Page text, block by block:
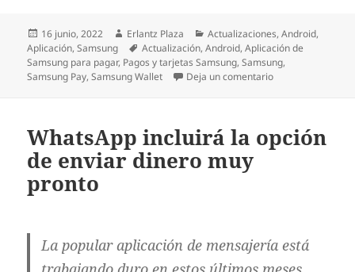
Publicado
el
16 junio, 2022 Autor
Erlantz Plaza Categorías
Actualizaciones,Android,
Aplicación,Samsung Etiquetas
Actualización,Android,Aplicación de
Samsung para pagar, Pagos y tarjetas Samsung,Samsung,
Samsung Pay,Samsung Wallet Deja un comentarioen Samsung
WhatsApp incluirá la opción
de enviar dinero muy
pronto
La popular aplicación de mensajería está